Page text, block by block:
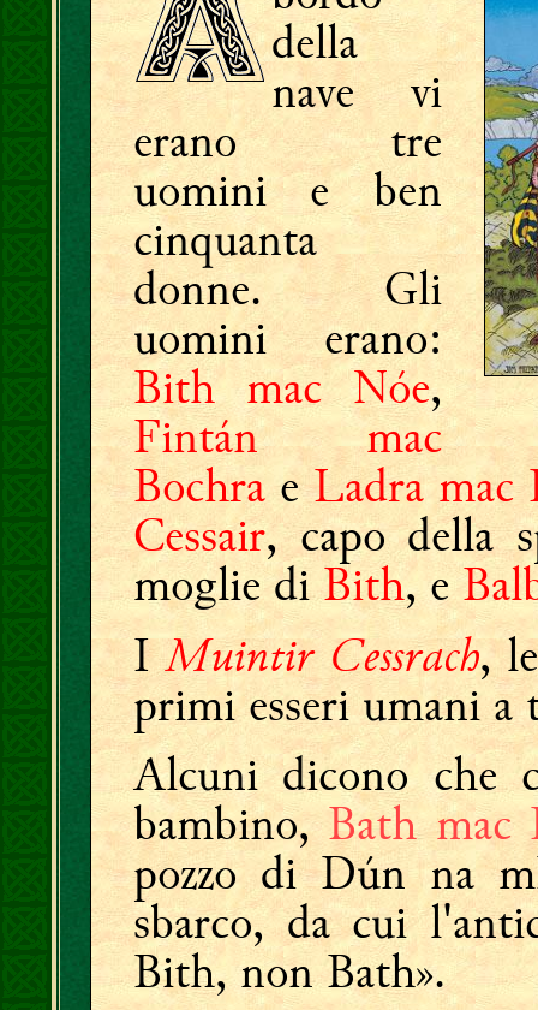
della
nave vi
erano tre
uomini e ben
cinquanta
donne. Gli
uomini erano:
Bith mac Nóe,
Fintán mac
Bochra eLadra mac
Cessair, capo della
moglie diBith, e
IMuintir Cessrach,
primi esseri umani
Alcuni dicono che
bambino,Bath mac
pozzo di Dún na
sbarco, da cui
Bith, non Bath».